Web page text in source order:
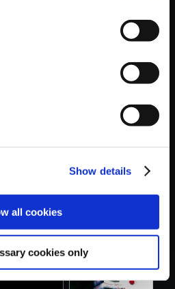
Show details
all cookies
cookies only
2 オ....
ザード 2 オ....